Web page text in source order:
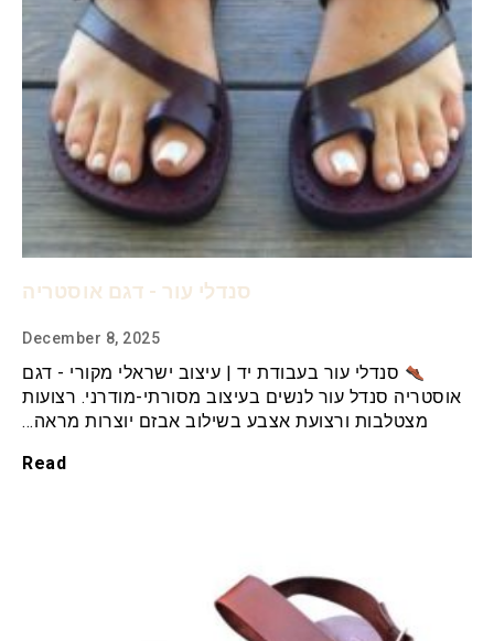
סנדלי עור - דגם אוסטריה
December 8, 2025
סנדלי עור בעבודת יד | עיצוב ישראלי מקורי - דגם
אוסטריה סנדל עור לנשים בעיצוב מסורתי-מודרני. רצועות
מצטלבות ורצועת אצבע בשילוב אבזם יוצרות מראה…
Read